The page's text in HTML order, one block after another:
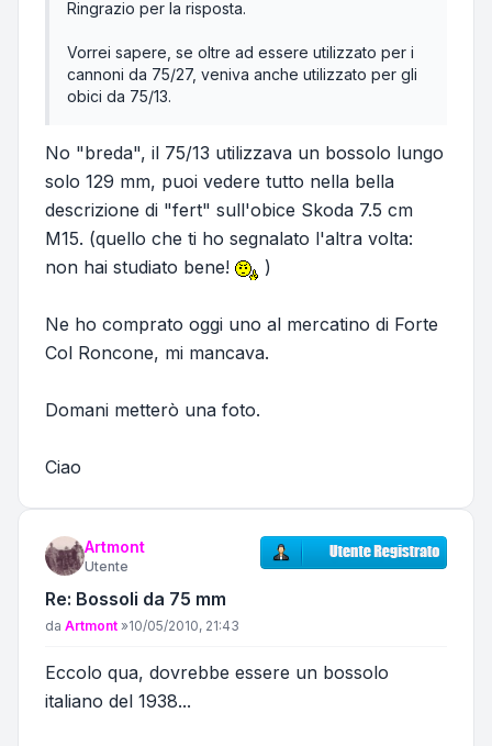
Ringrazio per la risposta.
Vorrei sapere, se oltre ad essere utilizzato per i
cannoni da 75/27, veniva anche utilizzato per gli
obici da 75/13.
No "breda", il 75/13 utilizzava un bossolo lungo
solo 129 mm, puoi vedere tutto nella bella
descrizione di "fert" sull'obice Skoda 7.5 cm
M15. (quello che ti ho segnalato l'altra volta:
non hai studiato bene!
)
Ne ho comprato oggi uno al mercatino di Forte
Col Roncone, mi mancava.
Domani metterò una foto.
Ciao
Artmont
Utente
Re: Bossoli da 75 mm
Messaggio
da Artmont »10/05/2010, 21:43
Eccolo qua, dovrebbe essere un bossolo
italiano del 1938...